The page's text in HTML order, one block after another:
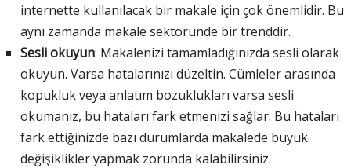
internette kullanılacak bir makale için çok önemlidir. Bu
aynı zamanda makale sektöründe bir trenddir.
Sesli okuyun: Makalenizi tamamladığınızda sesli olarak
okuyun. Varsa hatalarınızı düzeltin. Cümleler arasında
kopukluk veya anlatım bozuklukları varsa sesli
okumanız, bu hataları fark etmenizi sağlar. Bu hataları
fark ettiğinizde bazı durumlarda makalede büyük
değişiklikler yapmak zorunda kalabilirsiniz.